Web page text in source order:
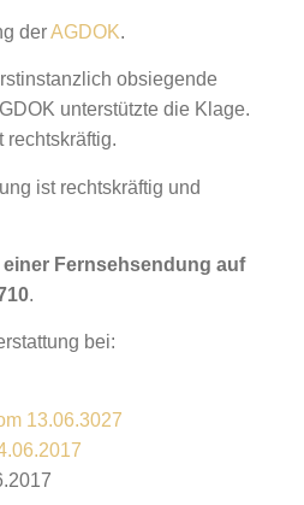
derAGDOK.
obsiegende
unterstützte die Klage.
rechtskräftig.
ist rechtskräftig und
Fernsehsendung auf
.
bei:
13.06.3027